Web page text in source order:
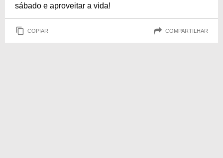
sábado e aproveitar a vida!
COPIAR COMPARTILHAR